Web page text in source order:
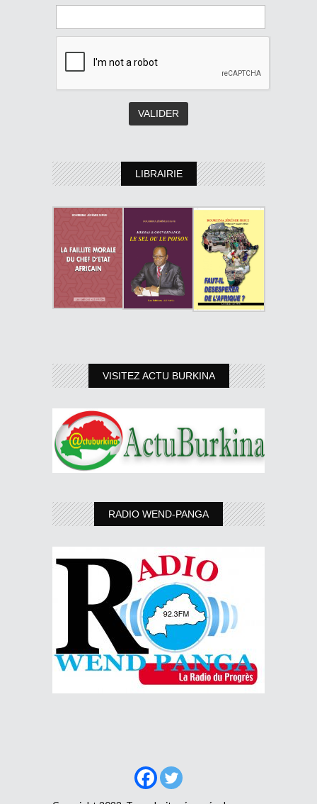
LIBRAIRIE
VISITEZ ACTU BURKINA
RADIO WEND-PANGA